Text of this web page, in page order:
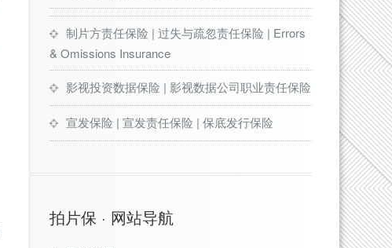
制片方责任保险 | 过失与疏忽责任保险 | Errors
& Omissions Insurance
影视投资数据保险 | 影视数据公司职业责任保险
宣发保险 | 宣发责任保险 | 保底发行保险
拍片保 · 网站导航